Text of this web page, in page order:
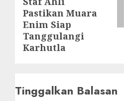
Pastikan Muara
Enim Siap
Tanggulangi
Karhutla
Tinggalkan Balasan